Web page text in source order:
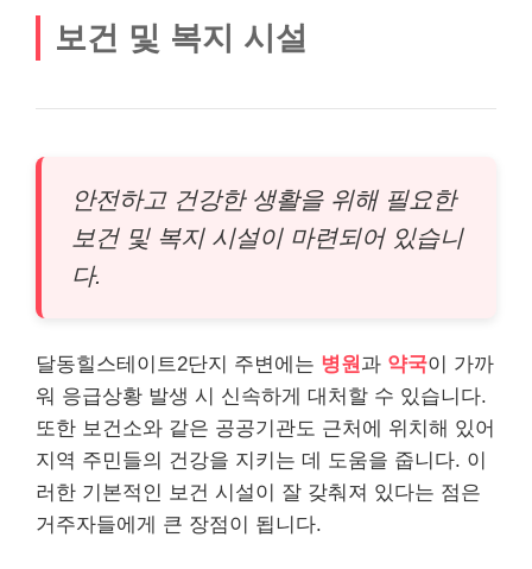
보건 및 복지 시설
안전하고 건강한 생활을 위해 필요한
보건 및 복지 시설이 마련되어 있습니
다.
달동힐스테이트2단지 주변에는 병원과 약국이 가까
워 응급상황 발생 시 신속하게 대처할 수 있습니다.
또한 보건소와 같은 공공기관도 근처에 위치해 있어
지역 주민들의 건강을 지키는 데 도움을 줍니다. 이
러한 기본적인 보건 시설이 잘 갖춰져 있다는 점은
거주자들에게 큰 장점이 됩니다.